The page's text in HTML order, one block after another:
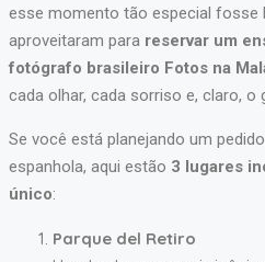
esse momento tão especial fosse
aproveitaram para reservar um
fotógrafo brasileiro Fotos na
cada olhar, cada sorriso e, claro, o
Se você está planejando um
espanhola, aqui estão 3 lugares
único:
Parque del Retiro